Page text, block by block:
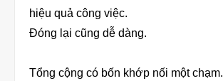
hiệu quả công việc.
Đóng lại cũng dễ dàng.
Tổng cộng có bốn khớp nối một chạm.